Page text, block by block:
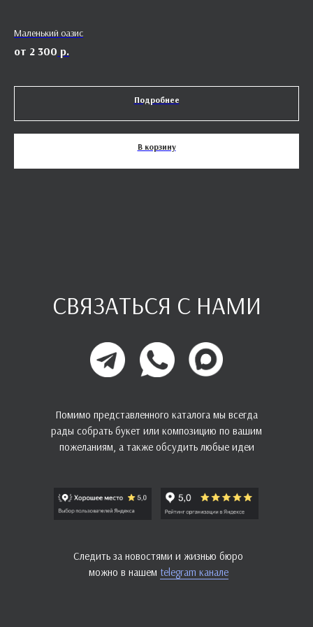
Маленький оазис
2 300 р.
Подробнее
В корзину
СВЯЗАТЬСЯ С НАМИ
Помимо представленного каталога мы всегда
рады собрать букет или композицию по вашим
пожеланиям, а также обсудить любые идеи
Следить за новостями и жизнью бюро
можно в нашем telegram канале